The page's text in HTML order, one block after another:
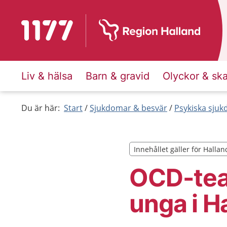
Till startsidan för 1177
Liv & hälsa Barn & gravid Olyckor &
Du är här: Start Sjukdomar & besvär Psykiska
OCD-
unga i
Innehållet gäller för
Innehållet gäller för